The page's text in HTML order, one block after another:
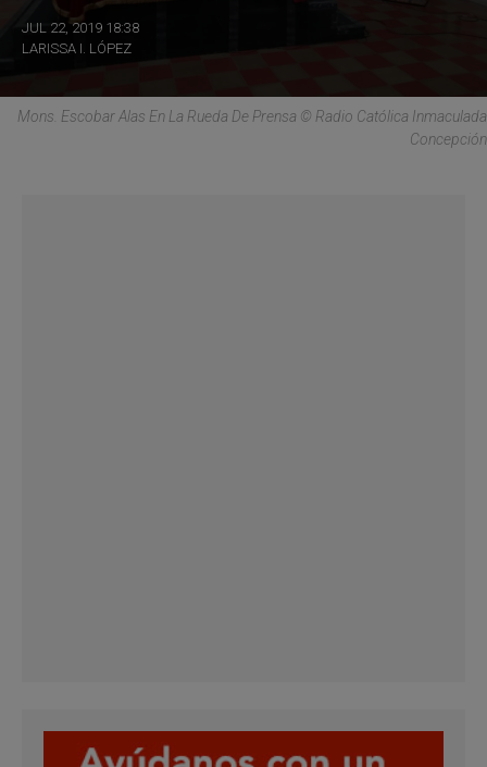
JUL 22, 2019 18:38
LARISSA I. LÓPEZ
Mons. Escobar Alas En La Rueda De Prensa © Radio Católica Inmaculada
Concepción